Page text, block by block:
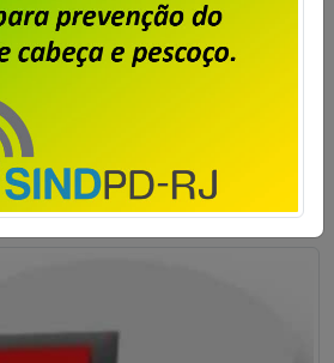
assembleia. O desconto
um único dia de salário vigente
Sindical” […]